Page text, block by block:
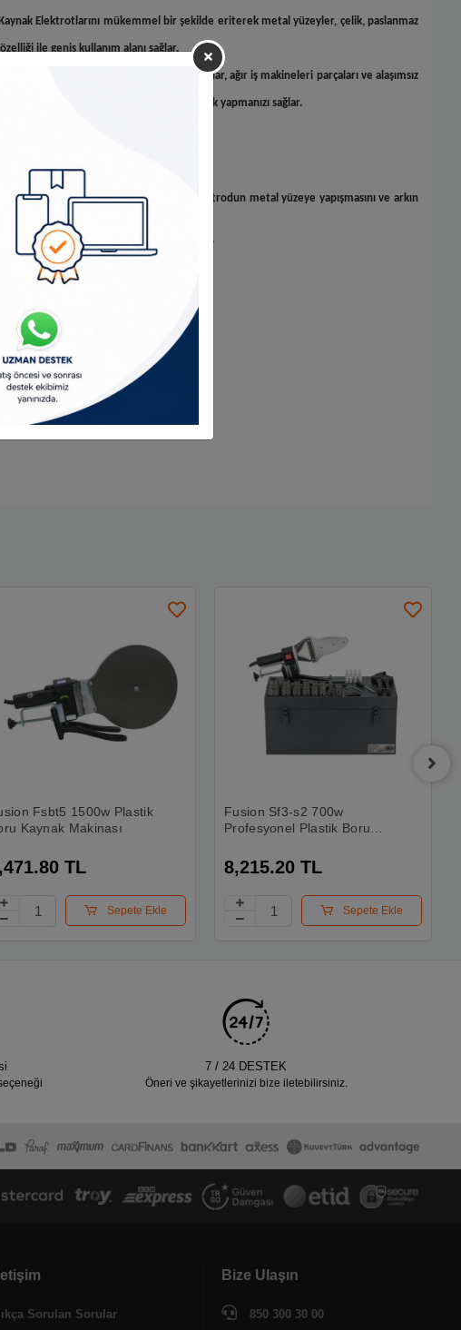
Elektrotlarını mükemmel bir şekilde eriterek metal yüzeyler, çelik, paslanmaz
ile geniş kullanım alanı sağlar.
dökme çelikler, galvanizli saclar, ağır iş makineleri parçaları ve alaşımsız
üstün performans ile kaynak yapmanızı sağlar.
sağlar.
sağlar.
yapmanıza imkân verir. Ayrıca elektrodun metal yüzeye yapışmasını ve arkın
sorunsuz kaynak yapmanızı sağlar.
Fsbt5 1500w Plastik
Kaynak Makinası
TL
Sepete Ekle
Fusion Sf3-s2 700w
Profesyonel Plastik Boru
8,215.20 TL
Sepete Ekle
7 / 24 DESTEK
Öneri ve şikayetlerinizi bize iletebilirsiniz.
İletişim
Sorulan Sorular
Bize Ulaşın
850 300 30 00